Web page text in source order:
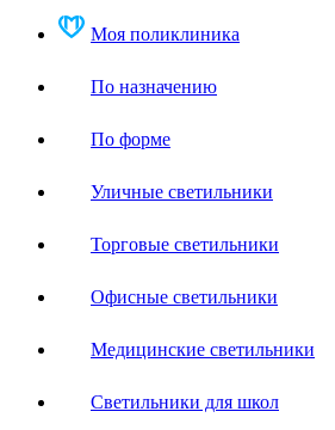
Моя поликлиника
По назначению
По форме
Уличные светильники
Торговые светильники
Офисные светильники
Медицинские светильники
Светильники для школ